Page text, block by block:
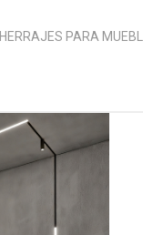
HERRAJES PARA